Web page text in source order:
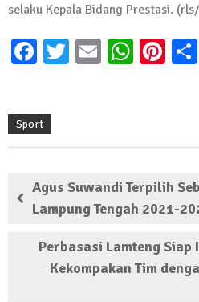
selaku Kepala Bidang Prestasi.
Facebook
Twitter
Email
Sport
Agus Suwandi Terpilih
Lampung Tengah 2021-
Perbasasi Lamteng Siap
Kekompakan Tim